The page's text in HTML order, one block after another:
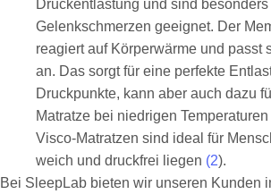
Druckentlastung und sind
Gelenkschmerzen geeignet. Der
reagiert auf Körperwärme und passt
an. Das sorgt für eine perfekte
Druckpunkte, kann aber auch dazu
Matratze bei niedrigen
Visco-Matratzen sind ideal für
weich und druckfrei liegen (2).
Bei SleepLab bieten wir unseren Kunden